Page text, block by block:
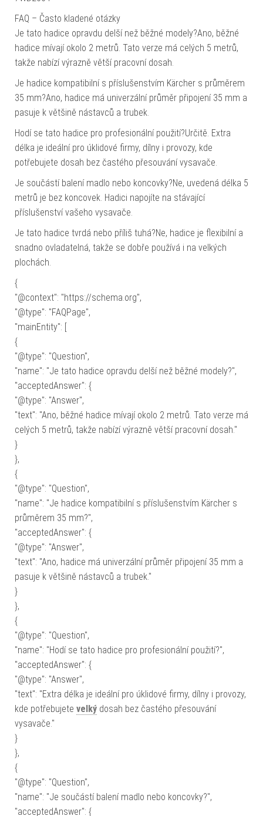
FAQ – Často kladené otázky
Je tato hadice opravdu delší než běžné modely?Ano, běžné
hadice mívají okolo 2 metrů. Tato verze má celých 5 metrů,
takže nabízí výrazně větší pracovní dosah.
Je hadice kompatibilní s příslušenstvím Kärcher s průměrem
35 mm?Ano, hadice má univerzální průměr připojení 35 mm a
pasuje k většině nástavců a trubek.
Hodí se tato hadice pro profesionální použití?Určitě. Extra
délka je ideální pro úklidové firmy, dílny i provozy, kde
potřebujete dosah bez častého přesouvání vysavače.
Je součástí balení madlo nebo koncovky?Ne, uvedená délka 5
metrů je bez koncovek. Hadici napojíte na stávající
příslušenství vašeho vysavače.
Je tato hadice tvrdá nebo příliš tuhá?Ne, hadice je flexibilní a
snadno ovladatelná, takže se dobře používá i na velkých
plochách.
{
"@context": "https://schema.org",
"@type": "FAQPage",
"mainEntity": [
{
"@type": "Question",
"name": "Je tato hadice opravdu delší než běžné modely?",
"acceptedAnswer": {
"@type": "Answer",
"text": "Ano, běžné hadice mívají okolo 2 metrů. Tato verze má
celých 5 metrů, takže nabízí výrazně větší pracovní dosah."
}
},
{
"@type": "Question",
"name": "Je hadice kompatibilní s příslušenstvím Kärcher s
průměrem 35 mm?",
"acceptedAnswer": {
"@type": "Answer",
"text": "Ano, hadice má univerzální průměr připojení 35 mm a
pasuje k většině nástavců a trubek."
}
},
{
"@type": "Question",
"name": "Hodí se tato hadice pro profesionální použití?",
"acceptedAnswer": {
"@type": "Answer",
"text": "Extra délka je ideální pro úklidové firmy, dílny i provozy,
kde potřebujete velký dosah bez častého přesouvání
vysavače."
}
},
{
"@type": "Question",
"name": "Je součástí balení madlo nebo koncovky?",
"acceptedAnswer": {